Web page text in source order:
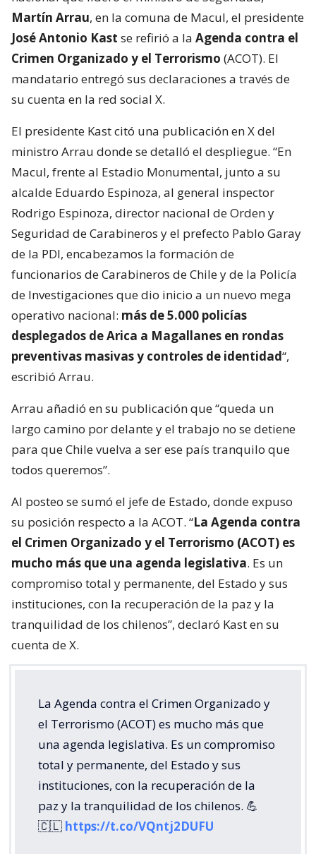
Martín Arrau, en la comuna de Macul, el presidente
José Antonio Kast se refirió a la Agenda contra el
Crimen Organizado y el Terrorismo (ACOT). El
mandatario entregó sus declaraciones a través de
su cuenta en la red social X.
El presidente Kast citó una publicación en X del
ministro Arrau donde se detalló el despliegue. “En
Macul, frente al Estadio Monumental, junto a su
alcalde Eduardo Espinoza, al general inspector
Rodrigo Espinoza, director nacional de Orden y
Seguridad de Carabineros y el prefecto Pablo Garay
de la PDI, encabezamos la formación de
funcionarios de Carabineros de Chile y de la Policía
de Investigaciones que dio inicio a un nuevo mega
operativo nacional: más de 5.000 policías
desplegados de Arica a Magallanes en rondas
preventivas masivas y controles de identidad“,
escribió Arrau.
Arrau añadió en su publicación que “queda un
largo camino por delante y el trabajo no se detiene
para que Chile vuelva a ser ese país tranquilo que
todos queremos”.
Al posteo se sumó el jefe de Estado, donde expuso
su posición respecto a la ACOT. “La Agenda contra
el Crimen Organizado y el Terrorismo (ACOT) es
mucho más que una agenda legislativa. Es un
compromiso total y permanente, del Estado y sus
instituciones, con la recuperación de la paz y la
tranquilidad de los chilenos”, declaró Kast en su
cuenta de X.
La Agenda contra el Crimen Organizado y
el Terrorismo (ACOT) es mucho más que
una agenda legislativa. Es un compromiso
total y permanente, del Estado y sus
instituciones, con la recuperación de la
paz y la tranquilidad de los chilenos. 💪
🇨🇱 https://t.co/VQntj2DUFU